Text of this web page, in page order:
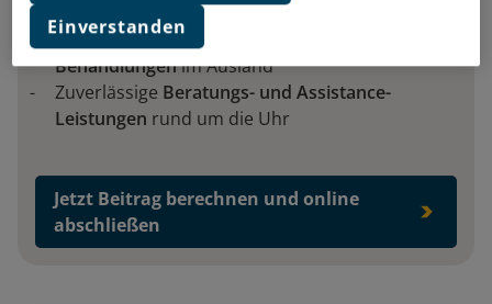
beruflich wie privat
Starke Leistungen für
Behandlungenim Ausland
Zuverlässige Beratungs- und Assistance-
Leistungen rund um die Uhr
Jetzt Beitrag berechnen und online
abschließen
Einverstanden